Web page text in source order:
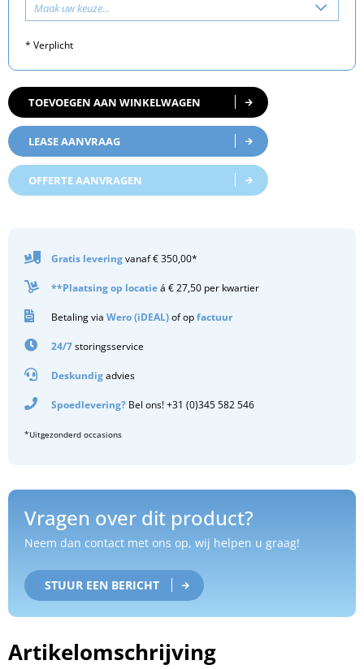
Maak uw keuze...
* Verplicht
TOEVOEGEN AAN WINKELWAGEN
LEASE AANVRAAG
OFFERTE AANVRAGEN
Gratis leveringvanaf € 350,00*
**Plaatsing op locatieá € 27,50 per kwartier
Betaling via Wero (iDEAL)of opfactuur
24/7storingsservice
Deskundigadvies
Spoedlevering? Bel ons! +31 (0)345 582 546
*Uitgezonderd occasions
Vragen over dit product?
Neem dan contact met ons op, wij helpen u graag!
STUUR EEN BERICHT
Artikelomschrijving